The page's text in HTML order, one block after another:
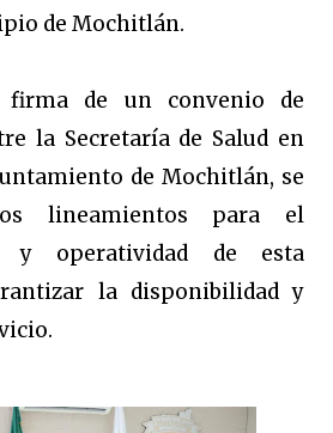
de Mochitlán.
de un convenio de
la Secretaría de Salud en
de Mochitlán, se
lineamientos para el
y operatividad de esta
la disponibilidad y